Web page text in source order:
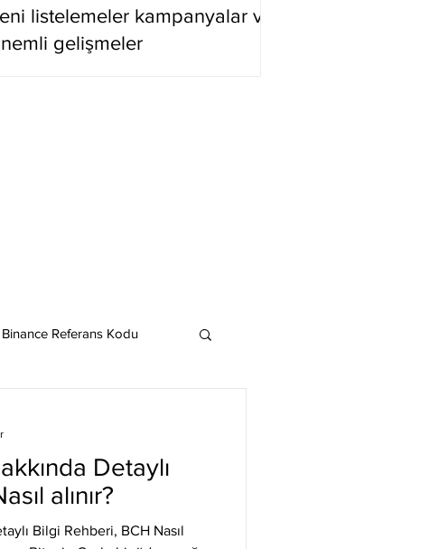
listelemeler kampanyalar ve
gelişmeler
Binance Referans Kodu
Ethereum
Detaylı
alınır?
Bilgi Rehberi, BCH Nasıl